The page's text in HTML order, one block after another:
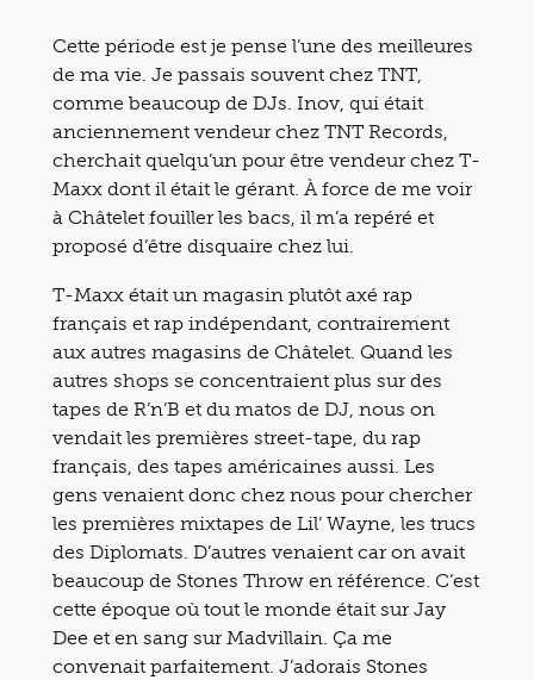
Cette période est je pense l’une des meilleures
de ma vie. Je passais souvent chez TNT,
comme beaucoup de DJs. Inov, qui était
anciennement vendeur chez TNT Records,
cherchait quelqu’un pour être vendeur chez T-
Maxx dont il était le gérant. À force de me voir
à Châtelet fouiller les bacs, il m’a repéré et
proposé d’être disquaire chez lui.
T-Maxx était un magasin plutôt axé rap
français et rap indépendant, contrairement
aux autres magasins de Châtelet. Quand les
autres shops se concentraient plus sur des
tapes de R’n’B et du matos de DJ, nous on
vendait les premières street-tape, du rap
français, des tapes américaines aussi. Les
gens venaient donc chez nous pour chercher
les premières mixtapes de Lil’ Wayne, les trucs
des Diplomats. D’autres venaient car on avait
beaucoup de Stones Throw en référence. C’est
cette époque où tout le monde était sur Jay
Dee et en sang sur Madvillain. Ça me
convenait parfaitement. J’adorais Stones